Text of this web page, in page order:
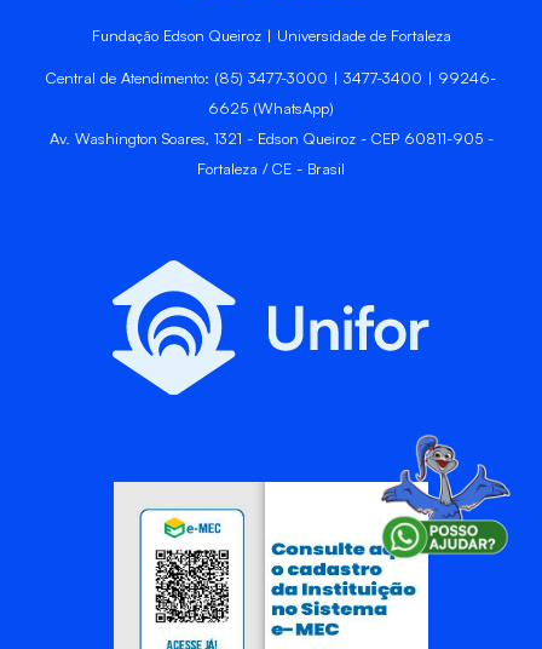
Fundação Edson Queiroz | Universidade de Fortaleza
Central de Atendimento: (85) 3477-3000 | 3477-3400 | 99246-
6625 (WhatsApp)
Av. Washington Soares, 1321 - Edson Queiroz - CEP 60811-905 -
Fortaleza / CE - Brasil